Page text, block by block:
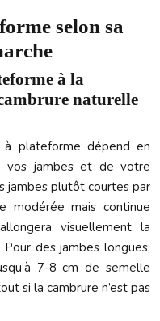
selon sa
à la
naturelle
à plateforme dépend en
vos jambes et de votre
jambes plutôt courtes par
modérée mais continue
visuellement la
Pour des jambes longues,
7-8 cm de semelle
si la cambrure n’est pas